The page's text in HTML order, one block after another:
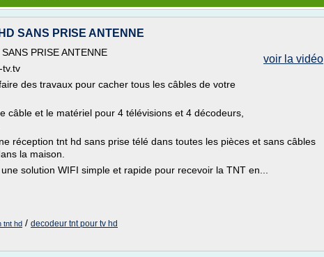
SANS PRISE ANTENNE
voir la vidéo
PRISE ANTENNE
tv.tv
des travaux pour cacher tous les câbles de votre
câble et le matériel pour 4 télévisions et 4 décodeurs,
réception tnt hd sans prise télé dans toutes les pièces et sans câbles
la maison.
solution WIFI simple et rapide pour recevoir la TNT en...
tnt hd / decodeur tnt pour tv hd